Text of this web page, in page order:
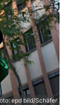
epd bild/Schäfer